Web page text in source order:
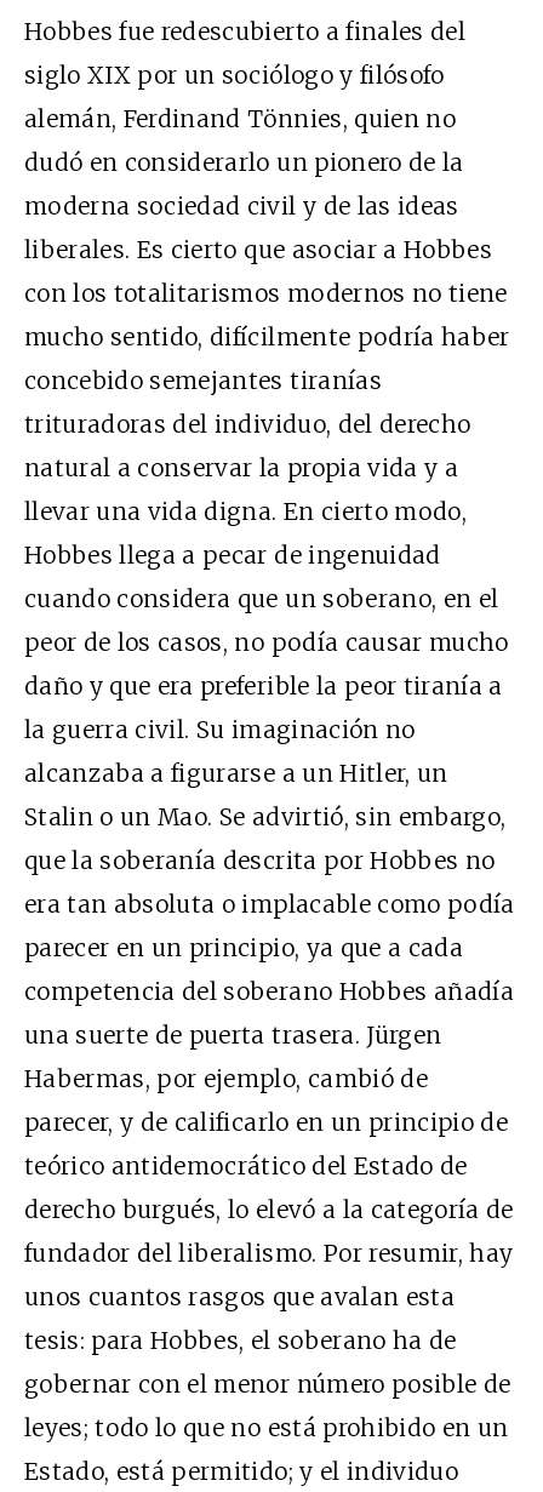
Hobbes fue redescubierto a finales del
siglo XIX por un sociólogo y filósofo
alemán, Ferdinand Tönnies, quien no
dudó en considerarlo un pionero de la
moderna sociedad civil y de las ideas
liberales. Es cierto que asociar a Hobbes
con los totalitarismos modernos no tiene
mucho sentido, difícilmente podría haber
concebido semejantes tiranías
trituradoras del individuo, del derecho
natural a conservar la propia vida y a
llevar una vida digna. En cierto modo,
Hobbes llega a pecar de ingenuidad
cuando considera que un soberano, en el
peor de los casos, no podía causar mucho
daño y que era preferible la peor tiranía a
la guerra civil. Su imaginación no
alcanzaba a figurarse a un Hitler, un
Stalin o un Mao. Se advirtió, sin embargo,
que la soberanía descrita por Hobbes no
era tan absoluta o implacable como podía
parecer en un principio, ya que a cada
competencia del soberano Hobbes añadía
una suerte de puerta trasera. Jürgen
Habermas, por ejemplo, cambió de
parecer, y de calificarlo en un principio de
teórico antidemocrático del Estado de
derecho burgués, lo elevó a la categoría de
fundador del liberalismo. Por resumir, hay
unos cuantos rasgos que avalan esta
tesis: para Hobbes, el soberano ha de
gobernar con el menor número posible de
leyes; todo lo que no está prohibido en un
Estado, está permitido; y el individuo